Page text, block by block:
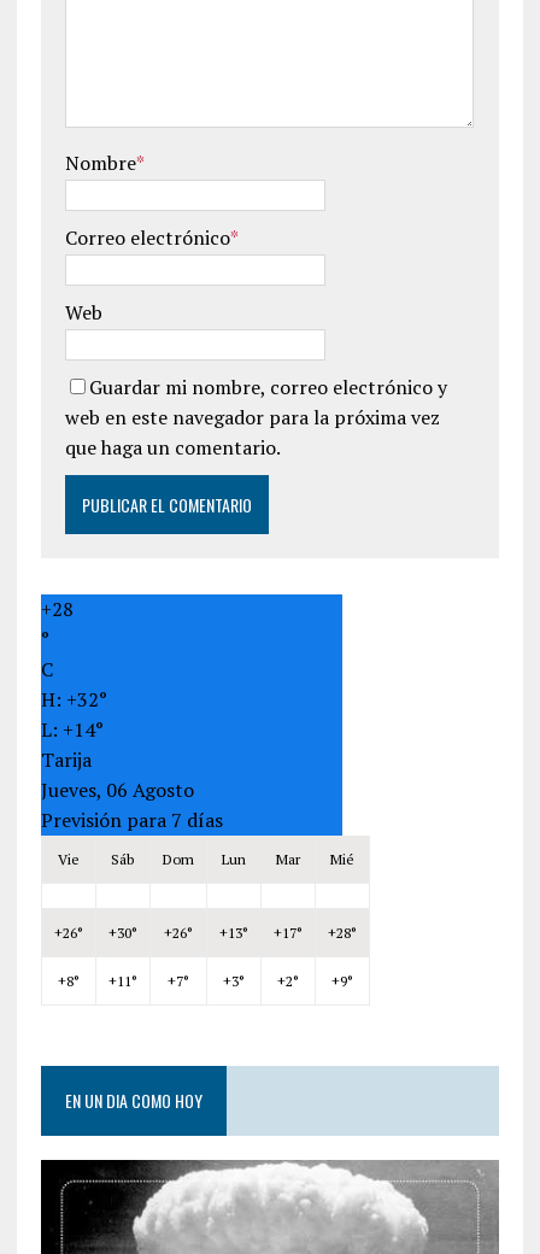
Nombre*
Correo electrónico*
Web
Guardar mi nombre, correo electrónico y
web en este navegador para la próxima vez
que haga un comentario.
+28
°
C
H: +32°
L: +14°
Tarija
Jueves, 06 Agosto
Previsión para 7 días
Vie Sáb Dom Lun Mar Mié
+26° +30° +26° +13° +17° +28°
+8° +11° +7° +3° +2° +9°
EN UN DIA COMO HOY